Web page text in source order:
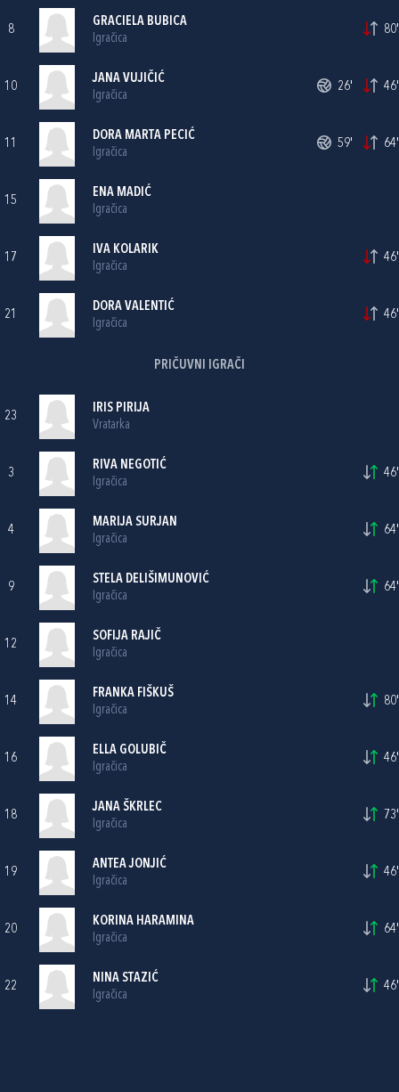
8
GRACIELA BUBICA
Igračica
80'
10
JANA VUJIČIĆ
Igračica
26' 46'
11
DORA MARTA PECIĆ
Igračica
59' 64'
15
ENA MADIĆ
Igračica
17
IVA KOLARIK
Igračica
46'
21
DORA VALENTIĆ
Igračica
46'
PRIČUVNI IGRAČI
23
IRIS PIRIJA
Vratarka
3
RIVA NEGOTIĆ
Igračica
46'
4
MARIJA SURJAN
Igračica
64'
9
STELA DELIŠIMUNOVIĆ
Igračica
64'
12
SOFIJA RAJIČ
Igračica
14
FRANKA FIŠKUŠ
Igračica
80'
16
ELLA GOLUBIČ
Igračica
46'
18
JANA ŠKRLEC
Igračica
73'
19
ANTEA JONJIĆ
Igračica
46'
20
KORINA HARAMINA
Igračica
64'
22
NINA STAZIĆ
Igračica
46'